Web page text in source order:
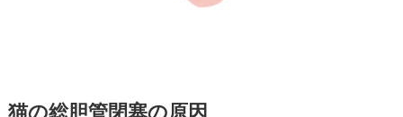
猫の総胆管閉塞の原因